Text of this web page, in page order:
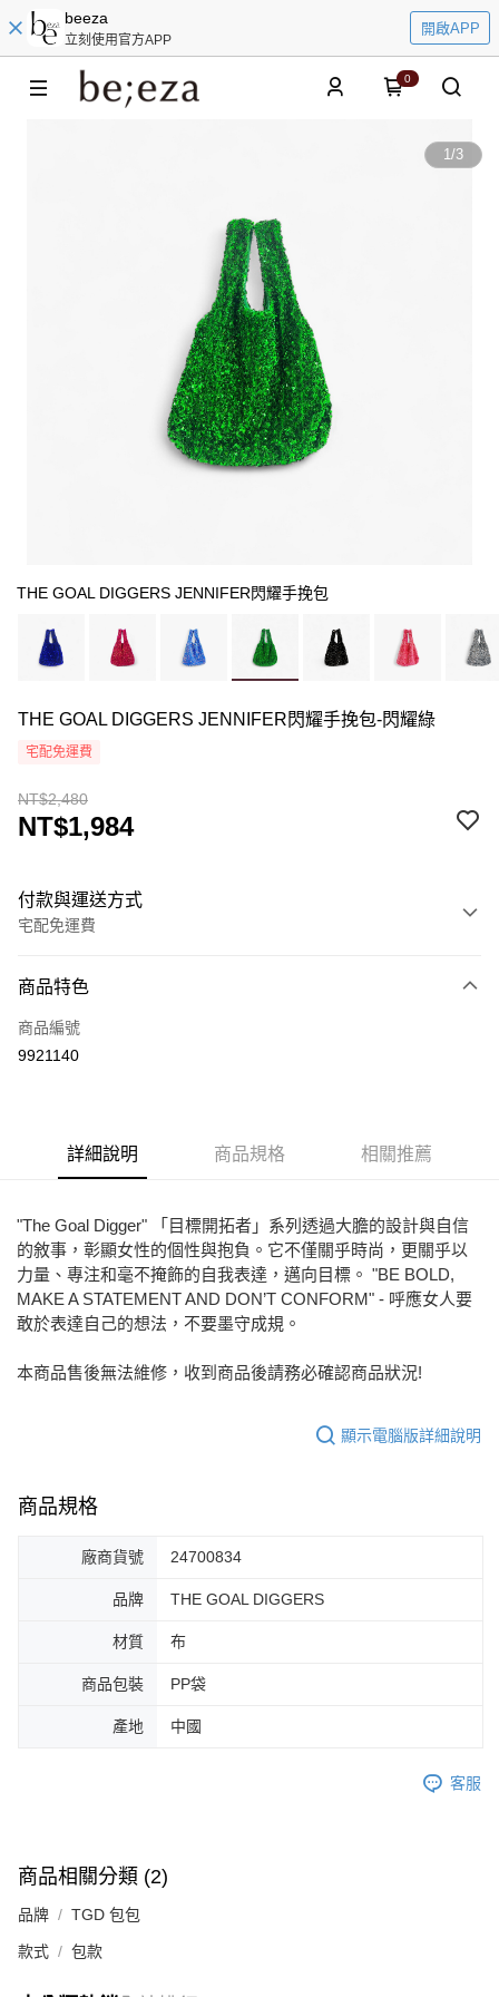
beeza
立刻使用官方APP
開啟APP
0
1/3
THE GOAL DIGGERS JENNIFER閃耀手挽包
THE GOAL DIGGERS JENNIFER閃耀手挽包-閃耀綠
宅配免運費
NT$2,480
NT$1,984
付款與運送方式
宅配免運費
信用卡一次付款
LINE Pay
運送方式
宅配
免運費
付款後門市自取
商品特色
商品編號
9921140
詳細說明 商品規格 相關推薦
"The Goal Digger" 「目標開拓者」系列透過大膽的設計與自信
的敘事，彰顯女性的個性與抱負。它不僅關乎時尚，更關乎以
力量、專注和毫不掩飾的自我表達，邁向目標。 "BE BOLD,
MAKE A STATEMENT AND DON’T CONFORM" - 呼應女人要
敢於表達自己的想法，不要墨守成規。
本商品售後無法維修，收到商品後請務必確認商品狀況!
顯示電腦版詳細說明
商品規格
廠商貨號 24700834
品牌 THE GOAL DIGGERS
材質 布
商品包裝 PP袋
產地 中國
客服
商品相關分類 (2)
品牌 TGD 包包
款式 包款